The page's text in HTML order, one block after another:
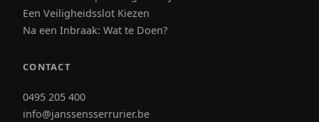
Een Veiligheidsslot Kiezen
Na een Inbraak: Wat te Doen?
CONTACT
0495 205 400
info@janssensserrurier.be